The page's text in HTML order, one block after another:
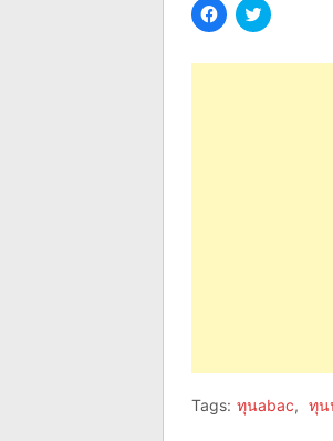
Click
to
Facebook
Click
to
Twitter
Tags: ทุนabac, ทุน